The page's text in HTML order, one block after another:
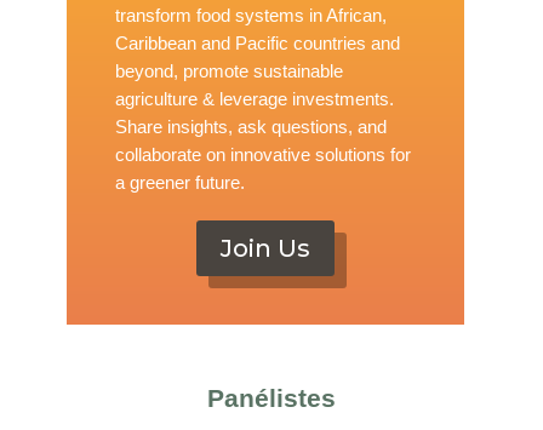
transform food systems in African,
Caribbean and Pacific countries and
beyond, promote sustainable
agriculture & leverage investments.
Share insights, ask questions, and
collaborate on innovative solutions for
a greener future.
Join Us
Panélistes